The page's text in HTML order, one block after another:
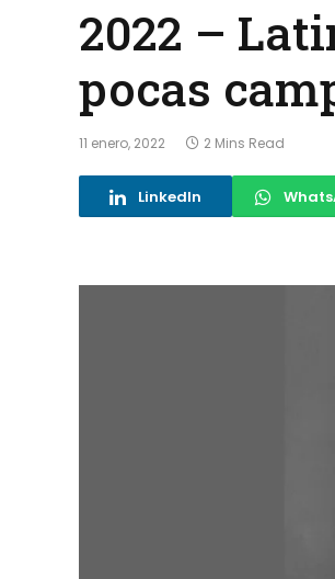
2022 –
pocas
11 enero, 2022 2 Mins Read
LinkedIn